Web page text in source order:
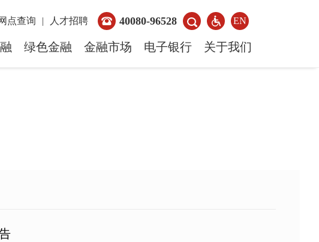
点查询 | 人才招聘 40080-96528 EN
绿色金融 金融市场 电子银行 关于我们